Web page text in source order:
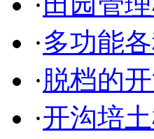
·多功能
·脱档的
·开沟培